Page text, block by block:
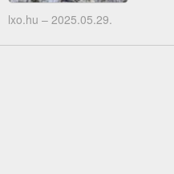
lxo.hu – 2025.05.29.